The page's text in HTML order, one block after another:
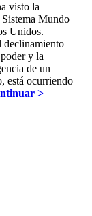
visto la
Mundo
Unidos.
declinamiento
y la
de un
está ocurriendo
>